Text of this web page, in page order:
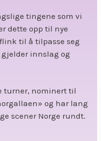
tingene som vi
dette opp til nye
til å tilpasse seg
innslag og
turner, nominert til
og har lang
scener Norge rundt.